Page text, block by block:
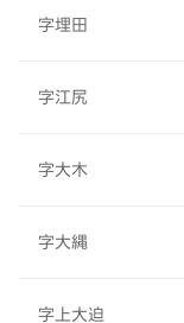
字埋田
字江尻
字大木
字大縄
字上大迫